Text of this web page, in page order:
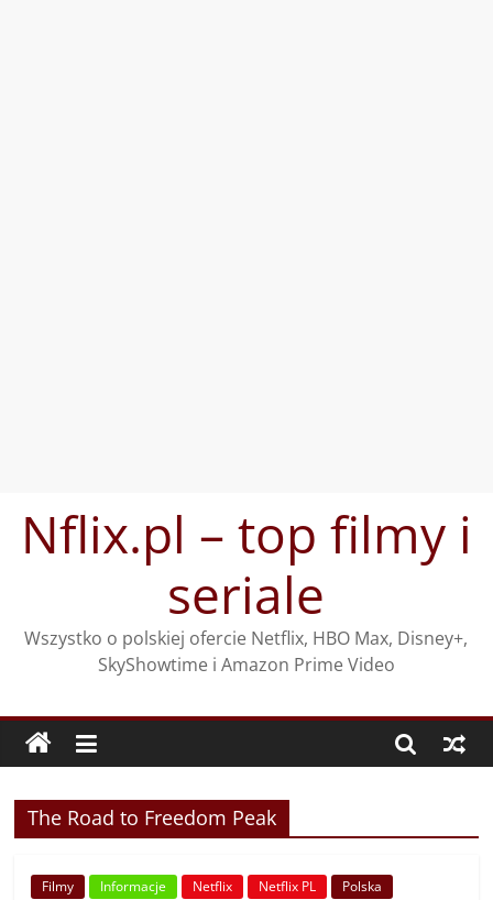
treściNflix.pl – top filmy i
seriale
Wszystko o polskiej ofercie Netflix, HBO Max, Disney+,
SkyShowtime i Amazon Prime Video
The Road to Freedom Peak
Filmy Informacje Netflix Netflix PL
Polska